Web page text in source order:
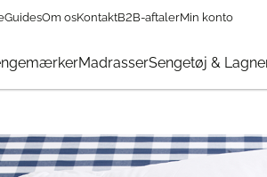
GuidesOm osKontaktB2B-aftalerMin konto
MadrasserSengetøj &
dyner → Hästens Varm Dobbeltdyne